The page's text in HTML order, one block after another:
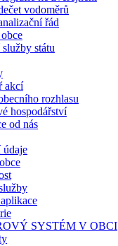
vodoměrů
řád
státu
akcí
rozhlasu
hospodářství
od nás
údaje
SYSTÉM V OBCI